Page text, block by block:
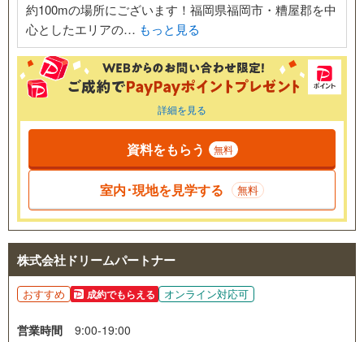
約100mの場所にございます！福岡県福岡市・糟屋郡を中
心としたエリアの… もっと見る
詳細を見る
資料をもらう 無料
室内･現地を見学する 無料
株式会社ドリームパートナー
おすすめ 成約でもらえる オンライン対応可
営業時間
9:00-19:00